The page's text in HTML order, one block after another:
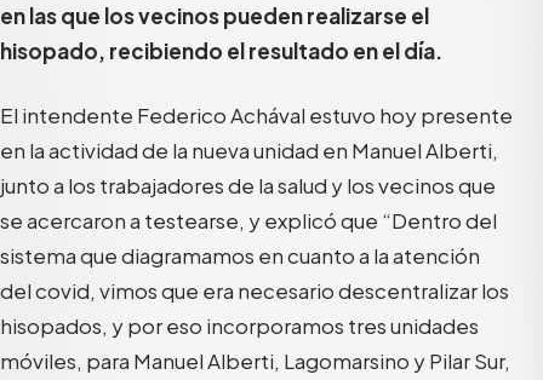
en las que los vecinos pueden realizarse el
hisopado, recibiendo el resultado en el día.
El intendente Federico Achával estuvo hoy presente
en la actividad de la nueva unidad en Manuel Alberti,
junto a los trabajadores de la salud y los vecinos que
se acercaron a testearse, y explicó que “Dentro del
sistema que diagramamos en cuanto a la atención
del covid, vimos que era necesario descentralizar los
hisopados, y por eso incorporamos tres unidades
móviles, para Manuel Alberti, Lagomarsino y Pilar Sur,